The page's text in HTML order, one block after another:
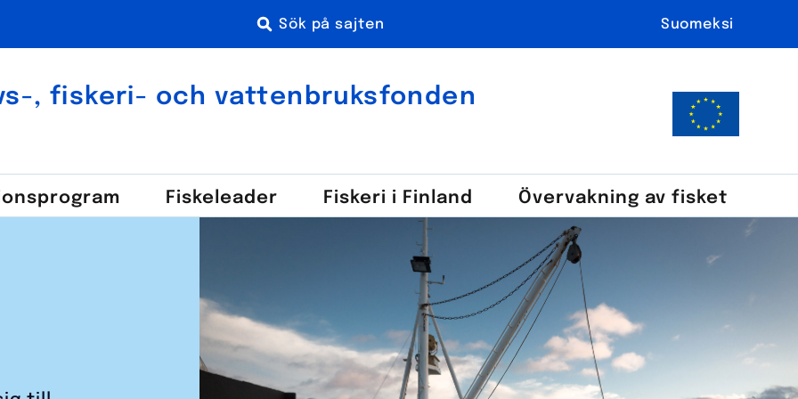
Suomeksi
, fiskeri- och vatten­bruks­fonden
Fiske­leader Fiskeri i Finland Över­vakning av fisket